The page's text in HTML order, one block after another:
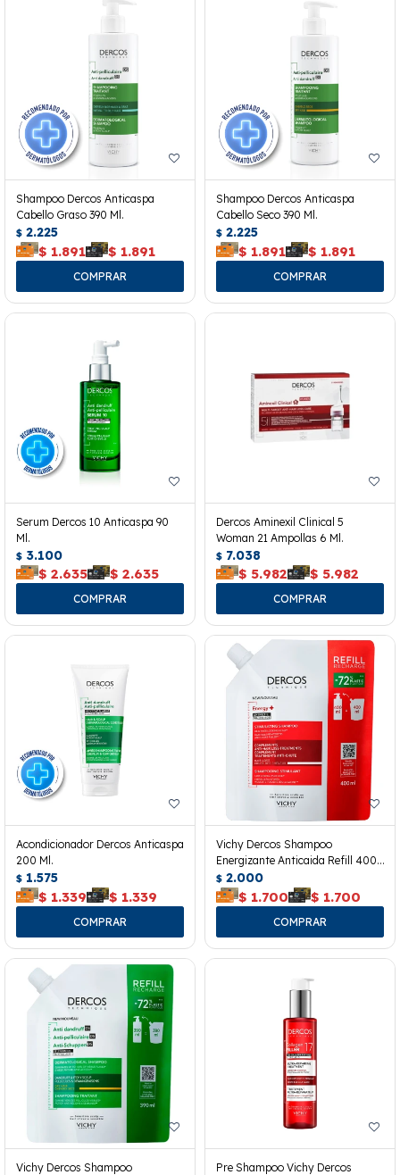
Shampoo Dercos Anticaspa
Cabello Graso 390 Ml.
$ 2.225
$ 1.891 $ 1.891
Shampoo Dercos Anticaspa
Cabello Seco 390 Ml.
$ 2.225
$ 1.891 $ 1.891
Serum Dercos 10 Anticaspa 90
Ml.
$ 3.100
$ 2.635 $ 2.635
Dercos Aminexil Clinical 5
Woman 21 Ampollas 6 Ml.
$ 7.038
$ 5.982 $ 5.982
Acondicionador Dercos Anticaspa
200 Ml.
$ 1.575
$ 1.339 $ 1.339
Vichy Dercos Shampoo
Energizante Anticaida Refill 400
Ml.
$ 2.000
$ 1.700 $ 1.700
Vichy Dercos Shampoo
Pre Shampoo Vichy Dercos